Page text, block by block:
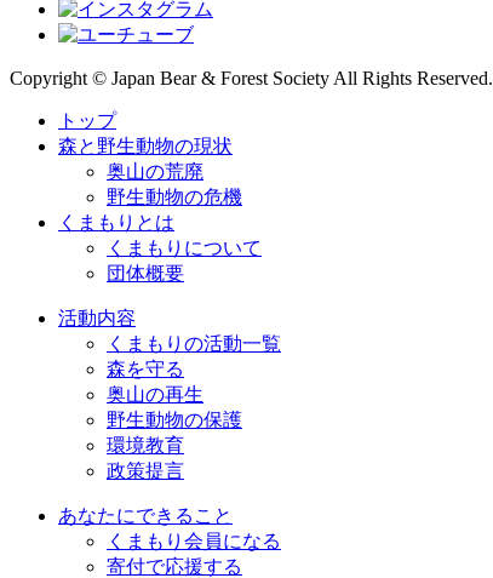
Copyright © Japan Bear & Forest Society All Rights Reserved.
トップ
森と野生動物の現状
奥山の荒廃
野生動物の危機
くまもりとは
くまもりについて
団体概要
活動内容
くまもりの活動一覧
森を守る
奥山の再生
野生動物の保護
環境教育
政策提言
あなたにできること
くまもり会員になる
寄付で応援する